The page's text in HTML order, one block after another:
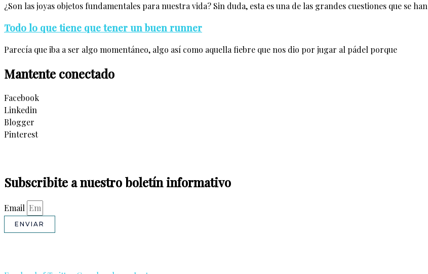
¿Son las joyas objetos fundamentales para nuestra vida? Sin duda, esta es una de las grandes cuestiones que se han
Todo lo que tiene que tener un buen runner
Parecía que iba a ser algo momentáneo, algo así como aquella fiebre que nos dio por jugar al pádel porque
Mantente conectado
Facebook
Linkedin
Blogger
Pinterest
Subscribite a nuestro boletín informativo
Email
ENVIAR